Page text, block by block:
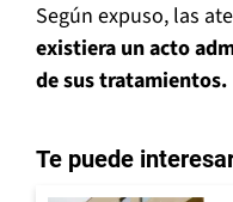
Según expuso, las
existiera un acto
de sus tratamientos.
Te puede